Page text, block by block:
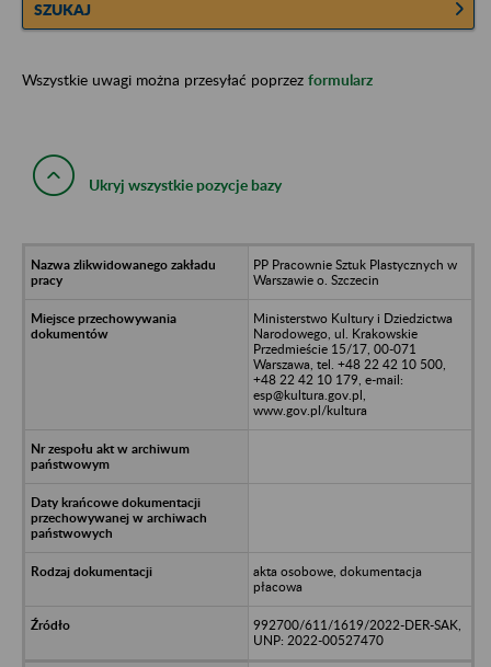
SZUKAJ
Wszystkie uwagi można przesyłać poprzez formularz
Ukryj wszystkie pozycje bazy
PP Pracownie Sztuk Plastycznych w
Warszawie o. Szczecin
Ministerstwo Kultury i Dziedzictwa
Narodowego, ul. Krakowskie
Przedmieście 15/17, 00-071
Warszawa, tel. +48 22 42 10 500,
+48 22 42 10 179, e-mail:
esp@kultura.gov.pl,
www.gov.pl/kultura
akta osobowe, dokumentacja
płacowa
992700/611/1619/2022-DER-SAK,
UNP: 2022-00527470